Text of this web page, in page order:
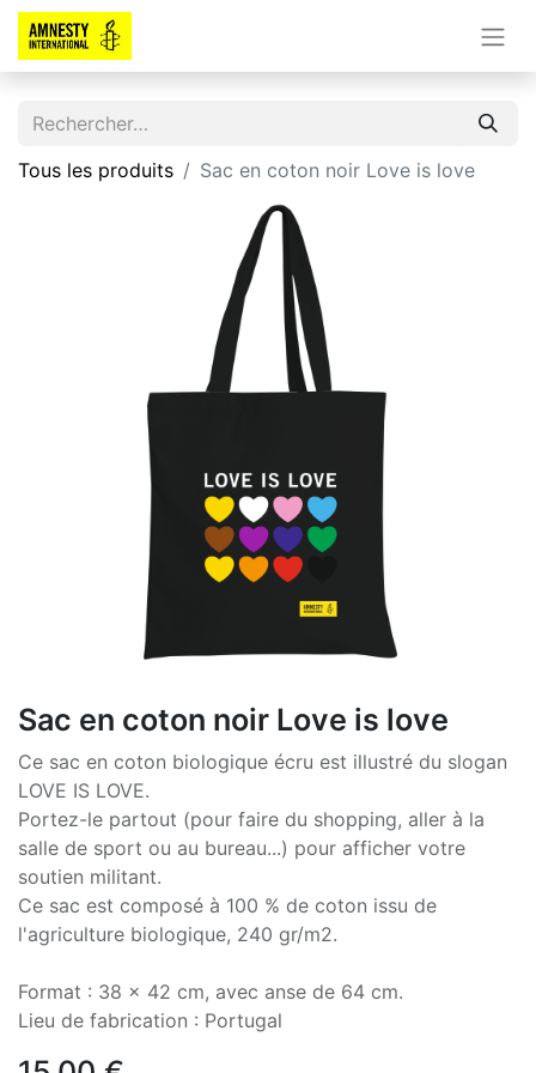
Tous les produits Sac en coton noir Love is love
Sac en coton noir Love is love
Ce sac en coton biologique écru est illustré du slogan
LOVE IS LOVE.
Portez-le partout (pour faire du shopping, aller à la
salle de sport ou au bureau...) pour afficher votre
soutien militant.
Ce sac est composé à 100 % de coton issu de
l'agriculture biologique, 240 gr/m2.
Format : 38 x 42 cm, avec anse de 64 cm.
Lieu de fabrication : Portugal